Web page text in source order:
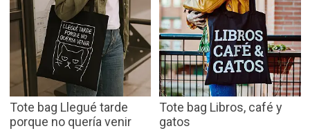
Tote bag Llegué tarde
porque no quería venir
Tote bag Libros, café y
gatos